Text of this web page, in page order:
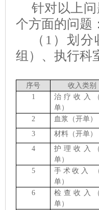
针对以上
个方面的问题：
（ 1 ）划
组）、执行科
序号 收入类别
1
治疗收入
单）
2 血 浆 （开单）
3
材料 （开单）
4
护理收入
单）
5 手术收入
单）
6
检查收入
单）